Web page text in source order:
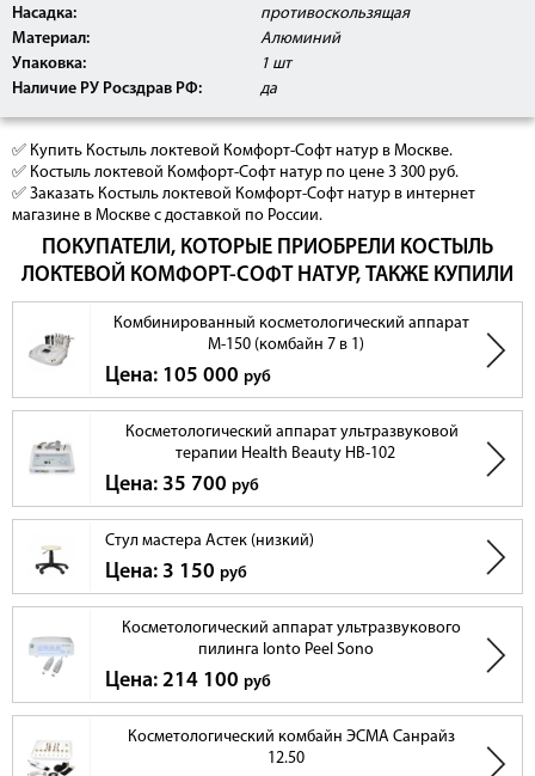
Насадка:
противоскользящая
Материал:
Алюминий
Упаковка:
1 шт
Наличие РУ Росздрав РФ:
да
✅ Купить Костыль локтевой Комфорт-Софт натур в Москве.
✅ Костыль локтевой Комфорт-Софт натур по цене 3 300 руб.
✅ Заказать Костыль локтевой Комфорт-Софт натур в интернет
магазине в Москве с доставкой по России.
ПОКУПАТЕЛИ, КОТОРЫЕ ПРИОБРЕЛИ КОСТЫЛЬ
ЛОКТЕВОЙ КОМФОРТ-СОФТ НАТУР, ТАКЖЕ КУПИЛИ
Комбинированный косметологический аппарат
М-150 (комбайн 7 в 1)
Цена: 105 000 руб
Косметологический аппарат ультразвуковой
терапии Health Beauty НВ-102
Цена: 35 700 руб
Стул мастера Астек (низкий)
Цена: 3 150 руб
Косметологический аппарат ультразвукового
пилинга Ionto Peel Sono
Цена: 214 100 руб
Косметологический комбайн ЭСМА Санрайз
12.50